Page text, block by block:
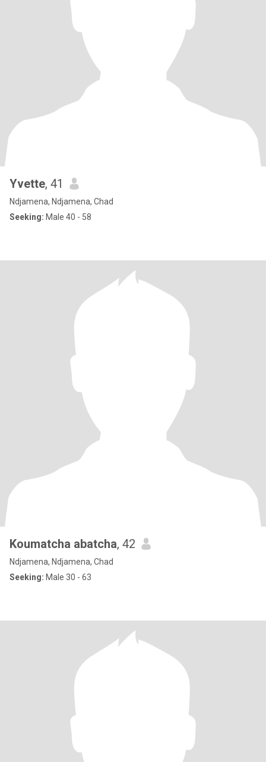
Yvette, 41
Ndjamena, Ndjamena, Chad
Seeking: Male 40 - 58
Koumatcha abatcha, 42
Ndjamena, Ndjamena, Chad
Seeking: Male 30 - 63